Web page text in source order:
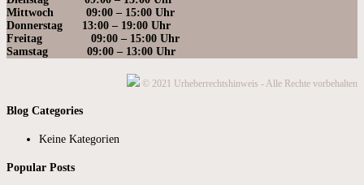
Mittwoch 09:00 – 15:00 Uhr
Donnerstag 13:00 – 19:00 Uhr
Freitag 09:00 – 15:00 Uhr
Samstag 09:00 – 13:00 Uhr
© 2021 Urheberrechtshinweis - Alle Rechte vorbehalten
Blog Categories
Keine Kategorien
Popular Posts